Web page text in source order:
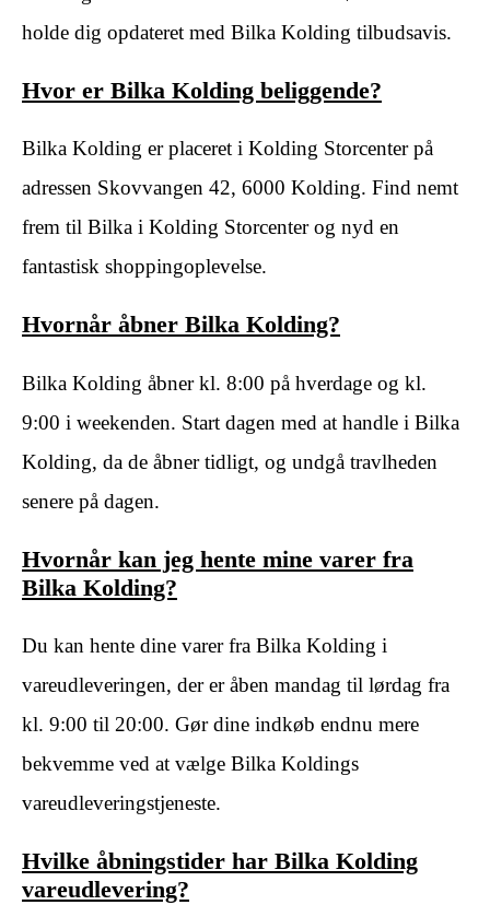
holde dig opdateret med Bilka Kolding tilbudsavis.
Hvor er Bilka Kolding beliggende?
Bilka Kolding er placeret i Kolding Storcenter på
adressen Skovvangen 42, 6000 Kolding. Find nemt
frem til Bilka i Kolding Storcenter og nyd en
fantastisk shoppingoplevelse.
Hvornår åbner Bilka Kolding?
Bilka Kolding åbner kl. 8:00 på hverdage og kl.
9:00 i weekenden. Start dagen med at handle i Bilka
Kolding, da de åbner tidligt, og undgå travlheden
senere på dagen.
Hvornår kan jeg hente mine varer fra
Bilka Kolding?
Du kan hente dine varer fra Bilka Kolding i
vareudleveringen, der er åben mandag til lørdag fra
kl. 9:00 til 20:00. Gør dine indkøb endnu mere
bekvemme ved at vælge Bilka Koldings
vareudleveringstjeneste.
Hvilke åbningstider har Bilka Kolding
vareudlevering?